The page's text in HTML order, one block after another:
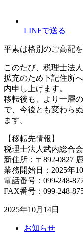
LINEで送る
平素は格別のご高配
このたび、税理士法
拡充のため下記住所
内申し上げます。
移転後も、より一層
で、今後とも変わら
ます。
【移転先情報】
税理士法人武内総合
新住所：〒892-0827
業務開始日：2025年
電話番号：099-248-
FAX番号：099-248-
2025年10月14日
お知らせ